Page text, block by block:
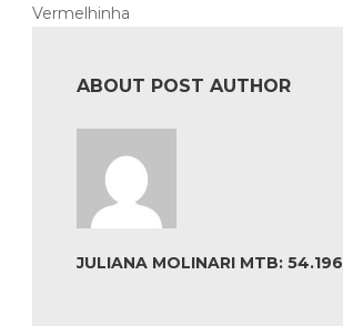
Vermelhinha
ABOUT POST AUTHOR
JULIANA MOLINARI MTB: 54.196